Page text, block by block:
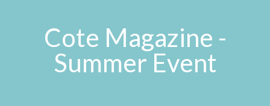
Cote Magazine -
Summer Event